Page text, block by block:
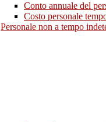
Conto annuale del
Costo personale
Personale non a tempo